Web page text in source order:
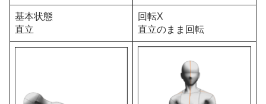
基本状態
直立
回転X
直立のまま回転